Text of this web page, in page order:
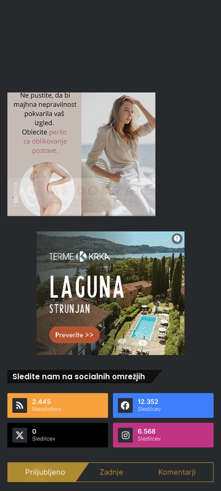
Sledite nam na socialnih omrežjih
2.445
Naročnikov
12.352
Sledilcev
0
Sledilcev
6.568
Sledilcev
Priljubljeno Zadnje Komentarji